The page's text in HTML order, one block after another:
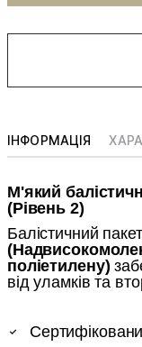
ІНФОРМАЦІЯ
М'який
(Рівень 2)
Балістичний
поліетилену)
від уламків та